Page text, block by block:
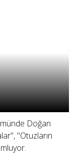
Doğan
"Otuzların